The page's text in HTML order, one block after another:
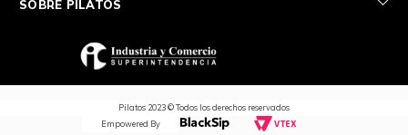
SOBRE PILATOS
Pilatos 2023 © Todos los derechos reservados
Empowered By